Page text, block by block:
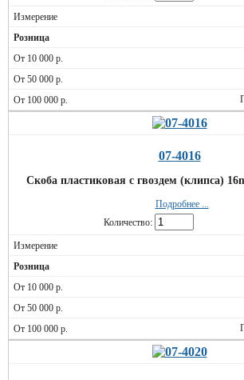
07-4016
Скоба пластиковая с гвоздем (клипса)
Подробнее ...
Количество: